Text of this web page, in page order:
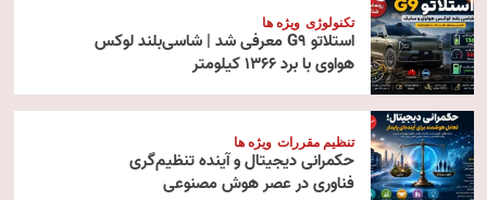
تکنولوژی ویژه ها
استلاتو G9 معرفی شد | شاسی‌بلند لوکس
هواوی با برد ۱۳۶۶ کیلومتر
تنظیم مقررات ویژه ها
حکمرانی دیجیتال و آینده تنظیم‌گری
فناوری در عصر هوش مصنوعی